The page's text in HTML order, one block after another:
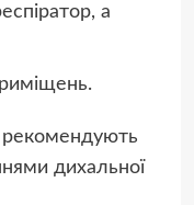
а
рекомендують
дихальної